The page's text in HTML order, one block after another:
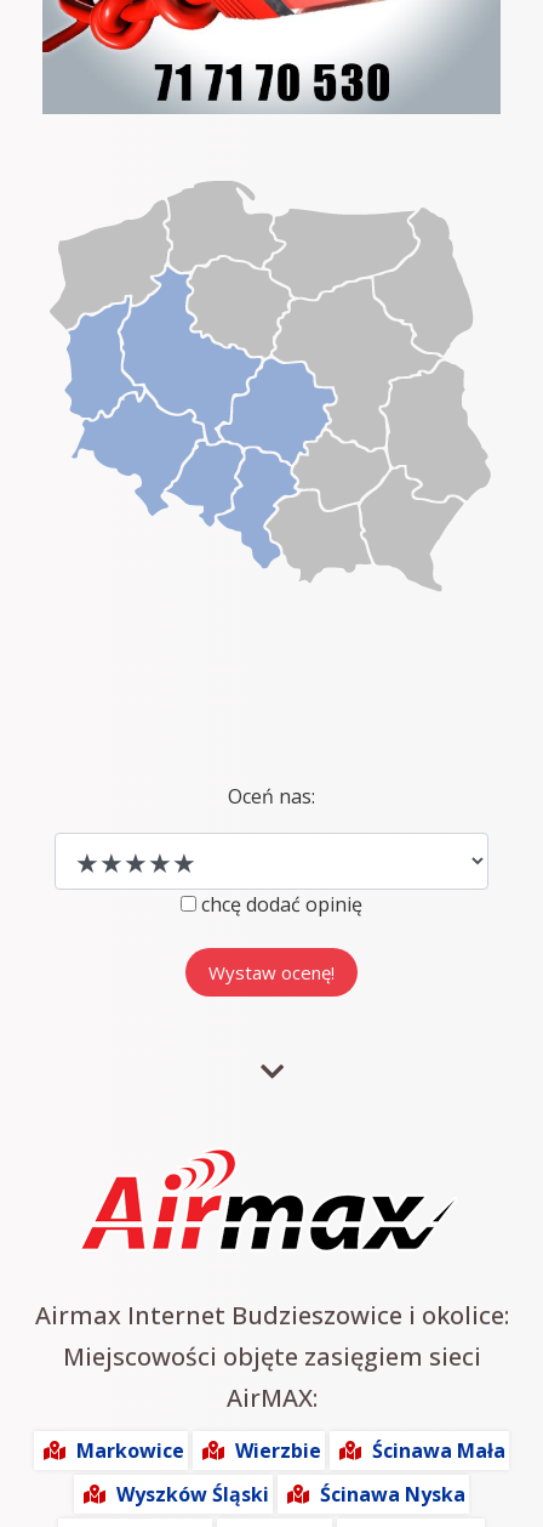
Oceń nas:
chcę dodać opinię
Airmax Internet Budzieszowice i okolice:
Miejscowości objęte zasięgiem sieci
AirMAX:
Markowice Wierzbie
Ścinawa Mała
Wyszków Śląski
Ścinawa Nyska